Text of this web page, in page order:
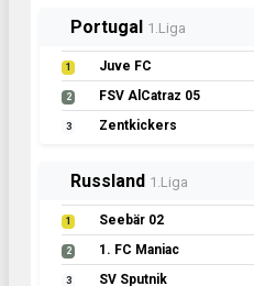
Portugal 1.Liga
1 Juve FC
2 FSV AlCatraz 05
3 Zentkickers
Russland 1.Liga
1 Seebär 02
2 1. FC Maniac
3 SV Sputnik